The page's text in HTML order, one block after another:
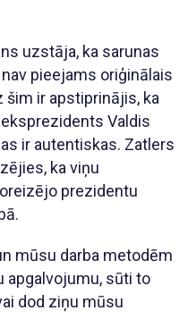
uzstāja, ka sarunas
pieejams oriģinālais
šim ir apstiprinājis, ka
Valdis
ir autentiskas. Zatlers
ka viņu
prezidentu
mūsu darba metodēm
apgalvojumu, sūti to
dod ziņu mūsu